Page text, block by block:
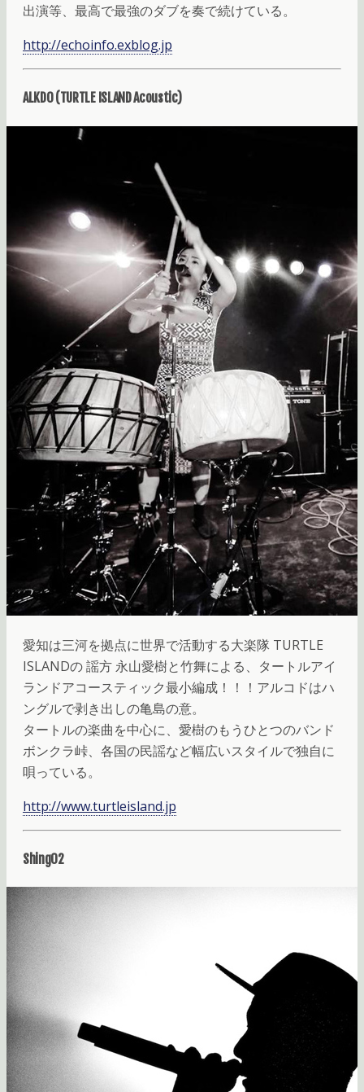
出演等、最高で最強のダブを奏で続けている。
http://echoinfo.exblog.jp
ALKDO (TURTLE ISLAND Acoustic)
愛知は三河を拠点に世界で活動する大楽隊 TURTLE
ISLANDの 謡方 永山愛樹と竹舞による、タートルアイ
ランドアコースティック最小編成！！！アルコドはハ
ングルで剥き出しの亀島の意。
タートルの楽曲を中心に、愛樹のもうひとつのバンド
ボンクラ峠、各国の民謡など幅広いスタイルで独自に
唄っている。
http://www.turtleisland.jp
Shing02